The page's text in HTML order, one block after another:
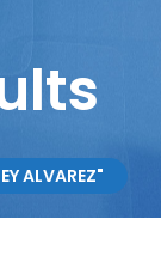
ALVAREZ"